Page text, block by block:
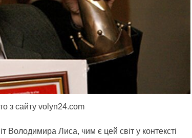
з сайту volyn24.com
Володимира Лиса, чим є цей світ у контексті